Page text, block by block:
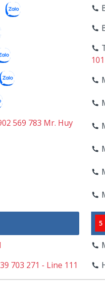
569 783 Mr. Huy
101
703 271 - Line 111
5